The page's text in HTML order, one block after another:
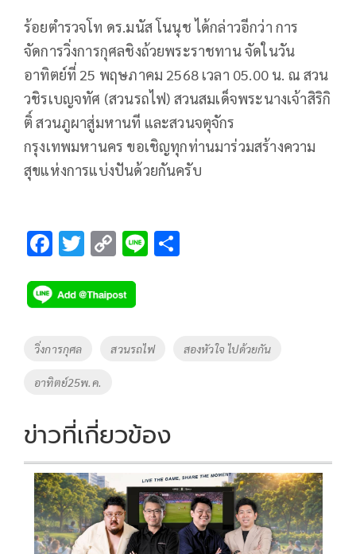
ร้อยตำรวจโท ดร.มนัส โนนุช ได้กล่าวอีกว่า การ
จัดการวิ่งการกุศลชิงถ้วยพระราชทาน จัดในวัน
อาทิตย์ที่ 25 พฤษภาคม 2568 เวลา 05.00 น. ณ สวน
วชิรเบญจทัศ (สวนรถไฟ) สวนสมเด็จพระนางเจ้าสิริกิ
ติ์ สวนภูผาสู่มหานที และสวนจตุจักร
กรุงเทพมหานคร ขอเชิญทุกท่านมาร่วมสร้างความ
สุขแห่งการแบ่งปันด้วยกันครับ
F
e
b
o
o
k
T
tt
er
C
p
y
Li
Li
Tags
วิ่งการกุศล สวนรถไฟ สองหัวใจ ไปด้วยกัน
อาทิตย์25พ.ค.
ข่าวที่เกี่ยวข้อง